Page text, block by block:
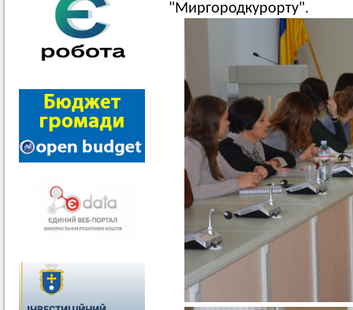
"Миргородкурорту".